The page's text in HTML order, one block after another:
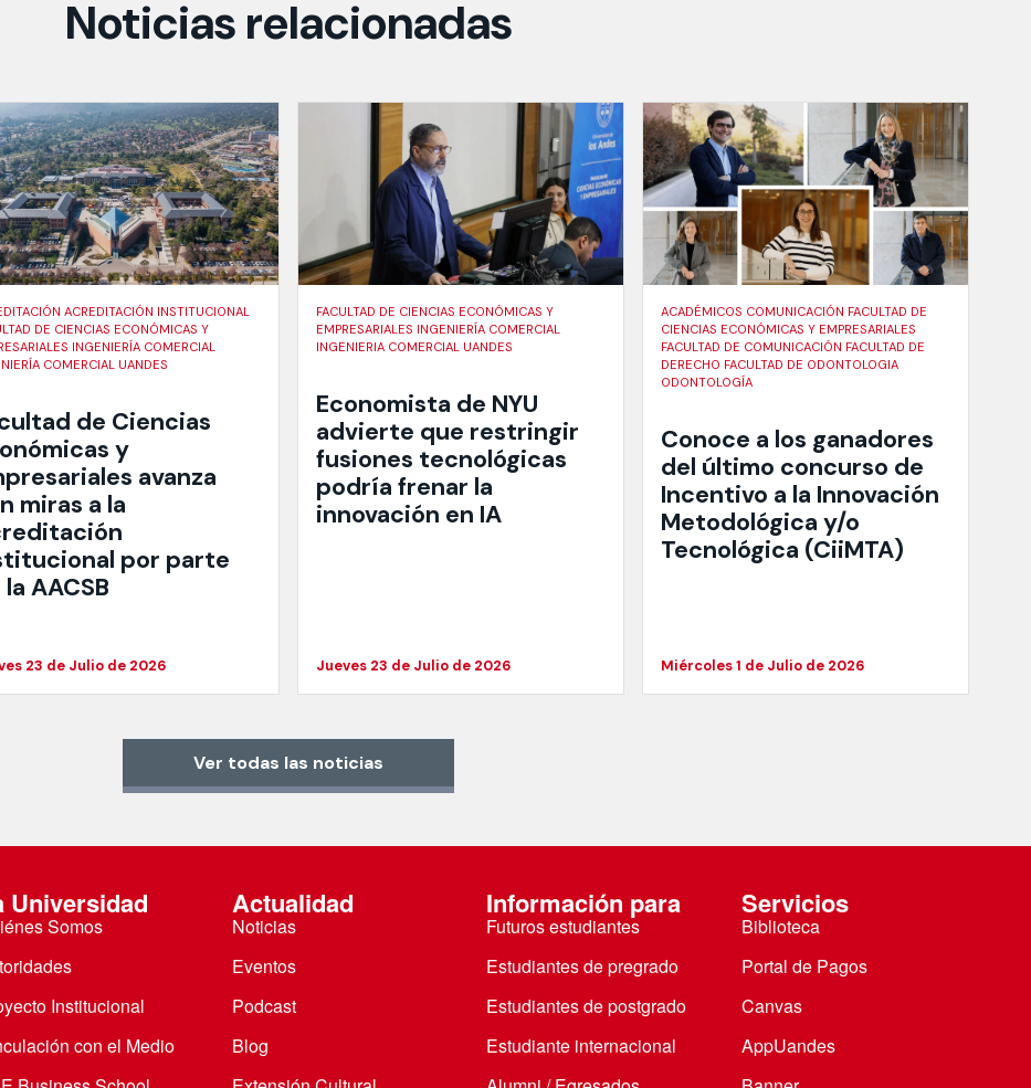
Noticias relacionadas
ACREDITACIÓN INSTITUCIONAL
DE CIENCIAS ECONÓMICAS Y
INGENIERÍA COMERCIAL
COMERCIAL UANDES
de Ciencias
y
avanza
miras a la
por parte
AACSB
23 de Julio de 2026
FACULTAD DE CIENCIAS ECONÓMICAS Y
EMPRESARIALES INGENIERÍA COMERCIAL
INGENIERIA COMERCIAL UANDES
Economista de NYU
advierte que restringir
fusiones tecnológicas
podría frenar la
innovación en IA
Jueves 23 de Julio de 2026
ACADÉMICOS COMUNICACIÓN FACULTAD DE
CIENCIAS ECONÓMICAS Y EMPRESARIALES
FACULTAD DE COMUNICACIÓN FACULTAD DE
DERECHO FACULTAD DE ODONTOLOGIA
ODONTOLOGÍA
Conoce a los ganadores
del último concurso de
Incentivo a la Innovación
Metodológica y/o
Tecnológica (CiiMTA)
Miércoles 1 de Julio de 2026
Ver todas las noticias
Universidad
Somos
Institucional
con el Medio
Actualidad
Noticias
Eventos
Podcast
Blog
Información para
Futuros estudiantes
Estudiantes de pregrado
Estudiantes de postgrado
Estudiante internacional
Servicios
Biblioteca
Portal de Pagos
Canvas
AppUandes